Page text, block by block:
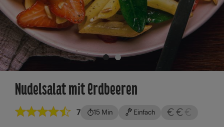
Nudelsalat mit Erdbeeren
7 15 Min Einfach